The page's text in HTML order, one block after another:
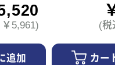
5,961)
追加
(税
カー